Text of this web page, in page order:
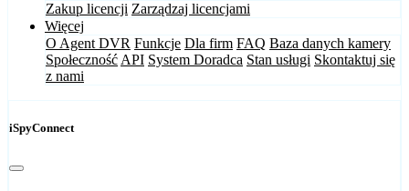
Zakup licencji Zarządzaj licencjami
Więcej
O Agent DVR Funkcje Dla firm FAQ Baza danych kamery
Społeczność API System Doradca Stan usługi Skontaktuj się
z nami
iSpyConnect